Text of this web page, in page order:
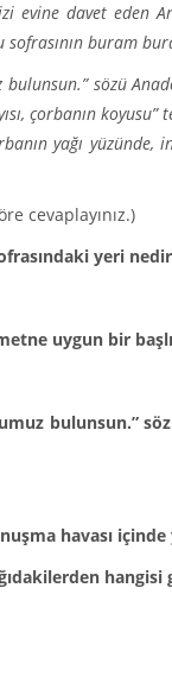
evine davet eden
sofrasının buram
sözü
çorbanın
yağı yüzünde,
cevaplayınız.)
yeri
uygun bir
bulunsun.”
havası